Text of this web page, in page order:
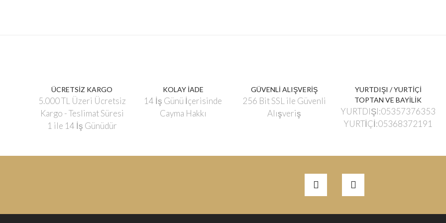
ÜCRETSİZ KARGO
5.000 TL Üzeri Ücretsiz
Kargo - Teslimat Süresi
1 ile 14 İş Günüdür
KOLAY İADE
14 İş Günü İçerisinde
Cayma Hakkı
GÜVENLİ ALIŞVERİŞ
256 Bit SSL ile Güvenli
Alışveriş
YURTDIŞI / YURTİÇİ
TOPTAN VE BAYİLİK
YURTDIŞI:05357376353
YURTİÇİ:05368372191